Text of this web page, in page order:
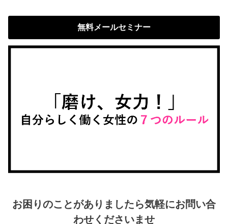
無料メールセミナー
お困りのことがありましたら気軽にお問い合
わせくださいませ